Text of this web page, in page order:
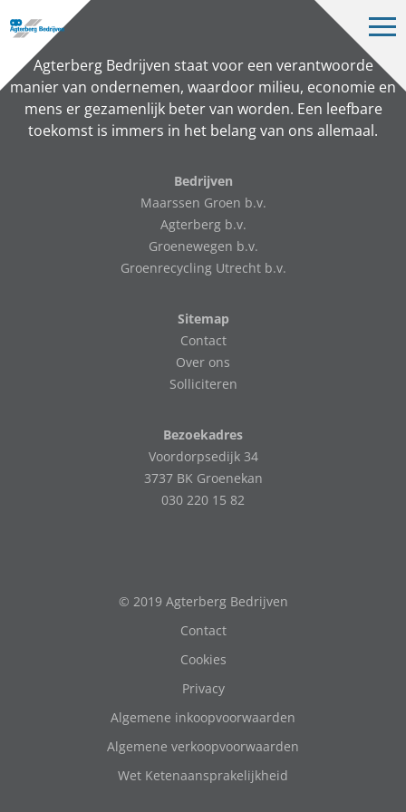
Bedrijven
Projecten
Over ons
Agterberg Bedrijven staat voor een verantwoorde
manier van ondernemen, waardoor milieu, economie en
mens er gezamenlijk beter van worden. Een leefbare
toekomst is immers in het belang van ons allemaal.
Bedrijven
Maarssen Groen b.v.
Agterberg b.v.
Groenewegen b.v.
Groenrecycling Utrecht b.v.
Sitemap
Contact
Over ons
Solliciteren
Bezoekadres
Voordorpsedijk 34
3737 BK Groenekan
030 220 15 82
© 2019 Agterberg Bedrijven
Contact
Cookies
Privacy
Algemene inkoopvoorwaarden
Algemene verkoopvoorwaarden
Wet Ketenaansprakelijkheid